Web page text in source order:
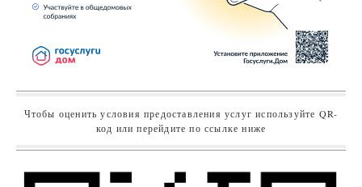
Чтобы оценить условия предоставления услуг используйте QR-
код или перейдите по ссылке ниже